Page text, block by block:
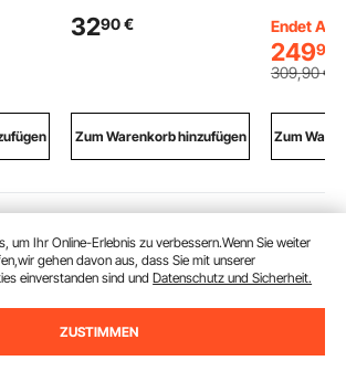
weißem Rauschen,
Speicherfunktion,
Rauschgerät
3290 €
Zum Warenkorb hinzufügen
Make-
Make-
Endet
24990
309,90€
Zum
arbeitstisch edelstahl arbeitstisch
um Ihr Online-Erlebnis zu verbessern.Wenn Sie weiter
gehen davon aus, dass Sie mit unserer
einverstanden sind undDatenschutz und Sicherheit.
ZUSTIMMEN